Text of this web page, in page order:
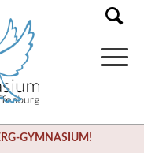
GYMNASIUM!